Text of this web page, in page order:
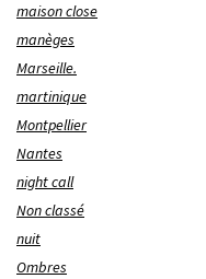
maison close
manèges
Marseille.
martinique
Montpellier
Nantes
night call
Non classé
nuit
Ombres